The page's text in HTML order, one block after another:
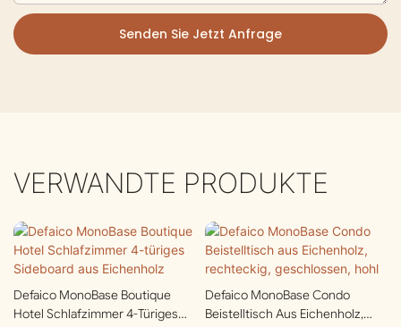
Senden Sie Jetzt Anfrage
VERWANDTE PRODUKTE
Defaico MonoBase Boutique
Hotel Schlafzimmer 4-Türiges
Defaico MonoBase Condo
Beistelltisch Aus Eichenholz,